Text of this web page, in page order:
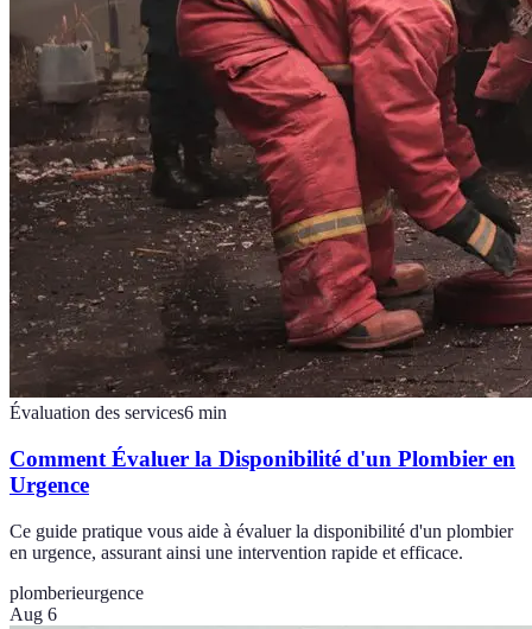
Évaluation des services6 min
Comment Évaluer la Disponibilité d'un Plombier en
Urgence
Ce guide pratique vous aide à évaluer la disponibilité d'un plombier
en urgence, assurant ainsi une intervention rapide et efficace.
plomberieurgence
Aug 6